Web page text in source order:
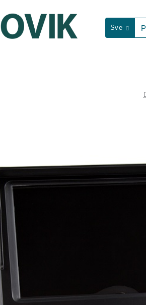
Sve
Pretraga...